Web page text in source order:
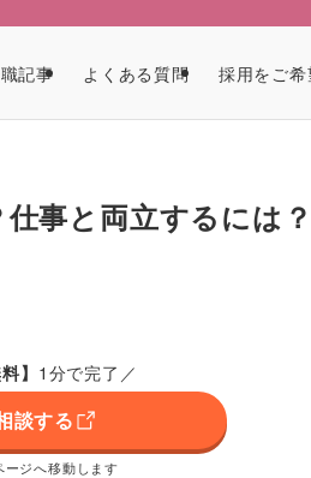
記事 よくある質問 採用をご
事と両立するには
】 1分で完了／
談する
ージへ移動します